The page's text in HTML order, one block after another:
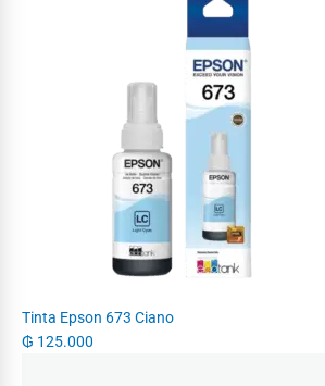
Tinta Epson 673 Ciano
₲ 125.000